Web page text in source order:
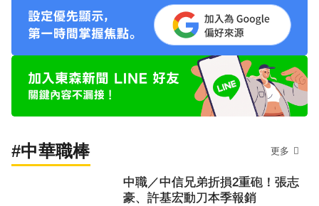
#中華職棒 更多
中職／中信兄弟折損2重砲！張志
豪、許基宏動刀本季報銷